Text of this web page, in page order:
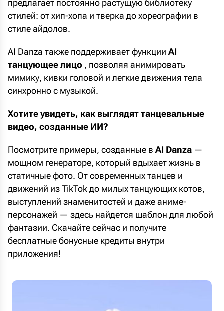
предлагает постоянно растущую библиотеку
стилей: от хип-хопа и тверка до хореографии в
стиле айдолов.
AI Danza также поддерживает функции AI
танцующее лицо , позволяя анимировать
мимику, кивки головой и легкие движения тела
синхронно с музыкой.
Хотите увидеть, как выглядят танцевальные
видео, созданные ИИ?
Посмотрите примеры, созданные в AI Danza —
мощном генераторе, который вдыхает жизнь в
статичные фото. От современных танцев и
движений из TikTok до милых танцующих котов,
выступлений знаменитостей и даже аниме-
персонажей — здесь найдется шаблон для любой
фантазии. Скачайте сейчас и получите
бесплатные бонусные кредиты внутри
приложения!